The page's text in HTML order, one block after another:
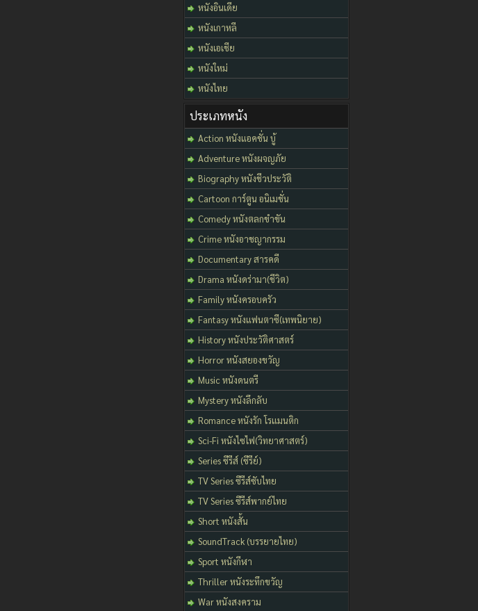
หนังอินเดีย
หนังเกาหลี
หนังเอเชีย
หนังใหม่
หนังไทย
ประเภทหนัง
Action หนังแอคชั่น บู้
Adventure หนังผจญภัย
Biography หนังชีวประวัติ
Cartoon การ์ตูน อนิเมชั่น
Comedy หนังตลกขำขัน
Crime หนังอาชญากรรม
Documentary สารคดี
Drama หนังดร่ามา(ชีวิต)
Family หนังครอบครัว
Fantasy หนังแฟนตาซี(เทพนิยาย)
History หนังประวัติศาสตร์
Horror หนังสยองขวัญ
Music หนังดนตรี
Mystery หนังลึกลับ
Romance หนังรัก โรแมนติก
Sci-Fi หนังไซไฟ(วิทยาศาสตร์)
Series ซีรีส์ (ซีรีย์)
TV Series ซีรีส์ซับไทย
TV Series ซีรีส์พากย์ไทย
Short หนังสั้น
SoundTrack (บรรยายไทย)
Sport หนังกีฬา
Thriller หนังระทึกขวัญ
War หนังสงคราม